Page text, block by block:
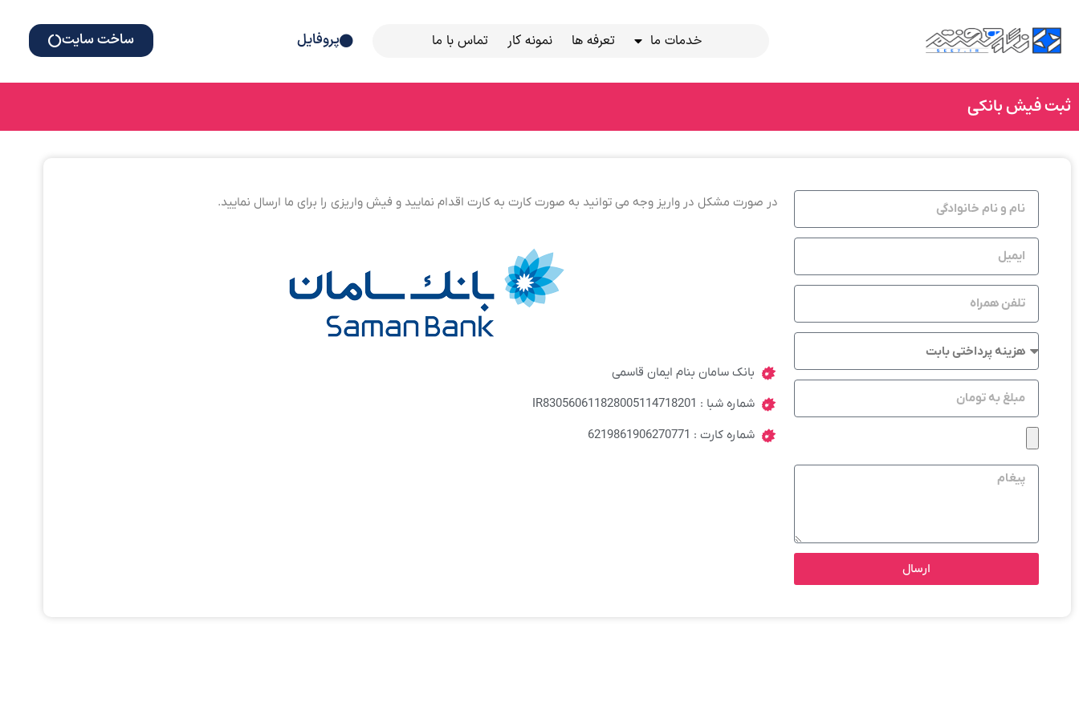
خدمات ما تعرفه ها نمونه کار تماس با ما پروفایل ساخت سایت
ثبت فیش بانکی
ارسال
در صورت مشکل در واریز وجه می توانید به صورت کارت به کارت اقدام نمایید و فیش واریزی را برای ما ارسال نمایید.
بانک سامان بنام ایمان قاسمی
شماره شبا : IR830560611828005114718201
شماره کارت : 6219861906270771